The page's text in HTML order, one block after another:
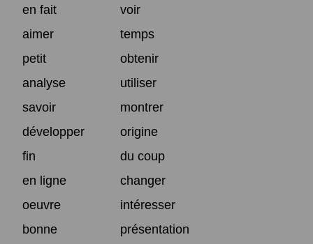
en fait
voir
aimer
temps
petit
obtenir
analyse
utiliser
savoir
montrer
développer
origine
fin
du coup
en ligne
changer
oeuvre
intéresser
bonne
présentation